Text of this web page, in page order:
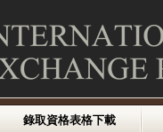
錄取資格表格下載